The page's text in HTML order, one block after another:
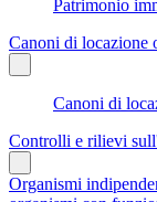
Patrimonio
Canoni di locazione
Canoni di
Controlli e rilievi
Organismi